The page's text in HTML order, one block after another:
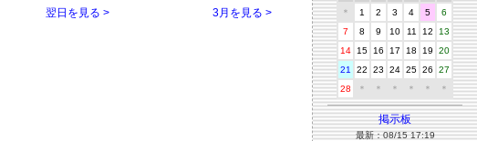
翌日を見る > 3月を見る >
＊
1 2 3 4 5
6
7
8 9 10 11 12
13
14
15 16 17 18 19
20
21
22 23 24 25 26
27
28
＊ ＊ ＊ ＊ ＊ ＊
掲示板
最新：08/15 17:19